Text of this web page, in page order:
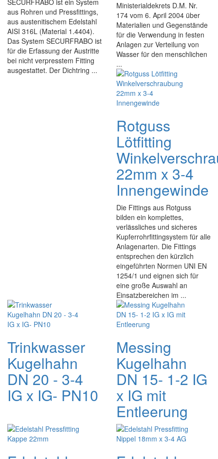
SECURFRABO ist ein System
aus Rohren und Pressfittings,
aus austenitischem Edelstahl
AISI 316L (Material 1.4404).
Das System SECURFRABO ist
für die Erfassung der Austritte
bei nicht verpresstem Fitting
ausgestattet. Der Dichtring ...
Ministerialdekrets D.M. Nr.
174 vom 6. April 2004 über
Materialien und Gegenstände
für die Verwendung in festen
Anlagen zur Verteilung von
Wasser für den menschlichen
...
Rotguss
Lötfitting
22mm x 3-4
Innengewinde
Die Fittings aus Rotguss
bilden ein komplettes,
verlässliches und sicheres
Kupferrohrfittingsystem für alle
Anlagenarten. Die Fittings
entsprechen den kürzlich
eingeführten Normen UNI EN
1254/1 und eignen sich für
eine große Auswahl an
Einsatzbereichen im ...
Trinkwasser
Kugelhahn
DN 20 - 3-4
IG x IG- PN10
Messing
Kugelhahn
DN 15- 1-2 IG
x IG mit
Entleerung